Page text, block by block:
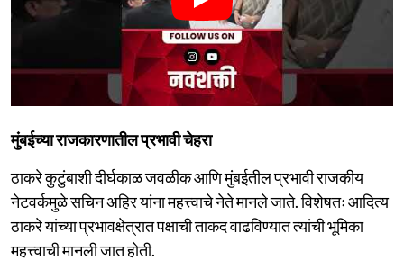
मुंबईच्या राजकारणातील प्रभावी चेहरा
ठाकरे कुटुंबाशी दीर्घकाळ जवळीक आणि मुंबईतील प्रभावी राजकीय
नेटवर्कमुळे सचिन अहिर यांना महत्त्वाचे नेते मानले जाते. विशेषतः आदित्य
ठाकरे यांच्या प्रभावक्षेत्रात पक्षाची ताकद वाढविण्यात त्यांची भूमिका
महत्त्वाची मानली जात होती.